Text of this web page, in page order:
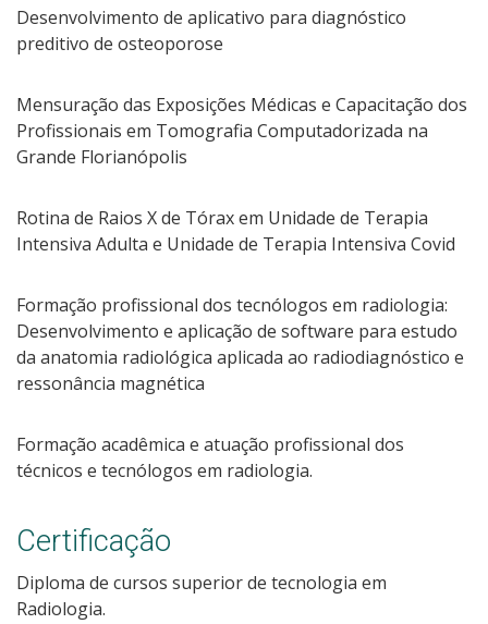
Desenvolvimento de aplicativo para diagnóstico
preditivo de osteoporose
Mensuração das Exposições Médicas e Capacitação dos
Profissionais em Tomografia Computadorizada na
Grande Florianópolis
Rotina de Raios X de Tórax em Unidade de Terapia
Intensiva Adulta e Unidade de Terapia Intensiva Covid
Formação profissional dos tecnólogos em radiologia:
Desenvolvimento e aplicação de software para estudo
da anatomia radiológica aplicada ao radiodiagnóstico e
ressonância magnética
Formação acadêmica e atuação profissional dos
técnicos e tecnólogos em radiologia.
Certificação
Diploma de cursos superior de tecnologia em
Radiologia.